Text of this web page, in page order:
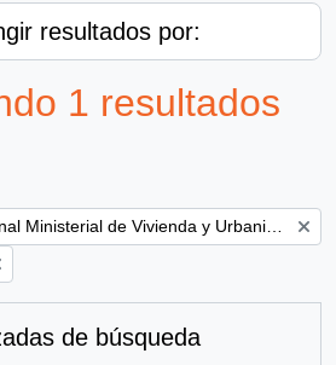
resultados por:
1 resultados
de búsqueda